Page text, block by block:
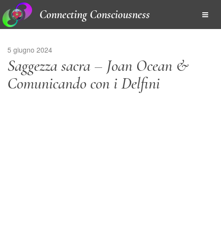
Connecting Consciousness
5 giugno 2024
Saggezza sacra – Joan Ocean &
Comunicando con i Delfini